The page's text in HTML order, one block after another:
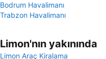
Bodrum Havalimanı
Trabzon Havalimanı
Limon'nın yakınında
Limon Araç Kiralama